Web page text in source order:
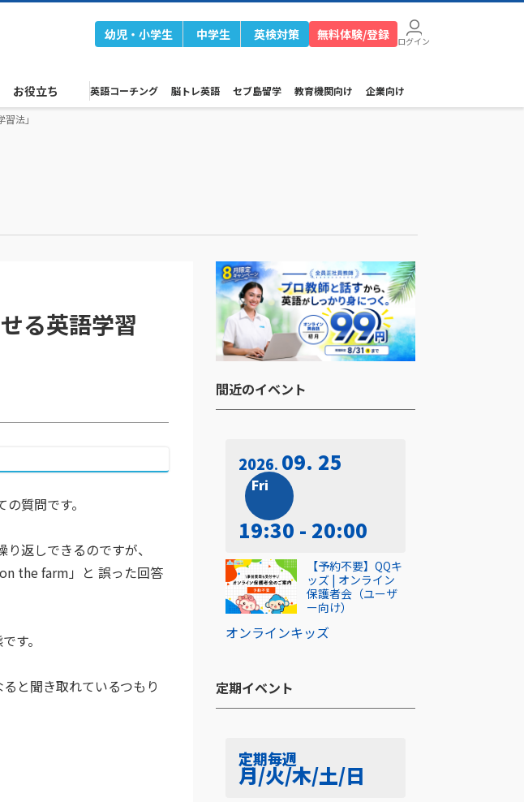
幼児・小学生 中学生 英検対策 無料体験/登録 ログイン
お役立ち 英語コーチング 脳トレ英語 セブ島留学 教育機関向け 企業向け
法」
る英語学習
質問です。
返しできるのですが、
the farm」と 誤った回答
す。
と聞き取れているつもり
間近のイベント​
2026 09. 25
Fri
19:30 - 20:00
オンラインキッズ
【予約不要】QQキ
ッズ | オンライン
保護者会（ユーザ
ー向け）
定期イベント​
定期毎週
月/火/木/土/日